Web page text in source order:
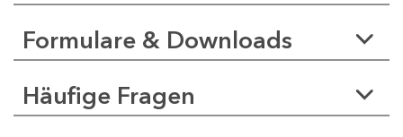
Formulare & Downloads
Häufige Fragen